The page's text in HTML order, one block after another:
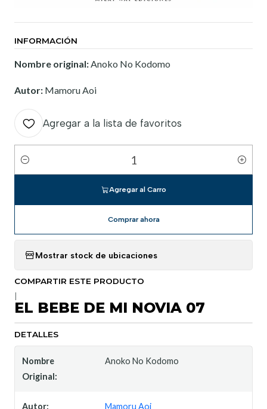
INFORMACIÓN
Nombre original:Anoko No Kodomo
Autor: Mamoru Aoi
Agregar a la lista de favoritos
Cantidad
Agregar al Carro
Comprar ahora
Mostrar stock de ubicaciones
COMPARTIR ESTE PRODUCTO
EL BEBE DE MI NOVIA 07
DETALLES
Nombre
Original:
Anoko No Kodomo
Autor: Mamoru Aoi